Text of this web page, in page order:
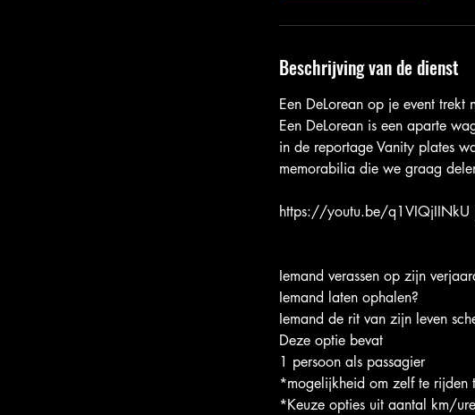
Beschrijving van de dienst
Een DeLorean op je event
Een DeLorean is een aparte
in de reportage Vanity plates
memorabilia die we graag
https://youtu.be/q1VIQjIINkU
Iemand verassen op zijn
Iemand laten ophalen?
Iemand de rit van zijn leven
Deze optie bevat
1 persoon als passagier
*mogelijkheid om zelf te
*Keuze opties uit aantal km/